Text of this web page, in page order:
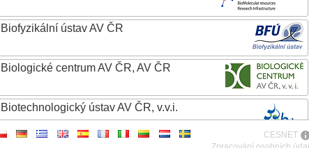
Biofyzikální ústav AV ČR
Biologické centrum AV ČR, AV ČR
Biotechnologický ústav AV ČR, v.v.i.
CESNET